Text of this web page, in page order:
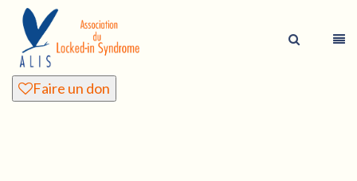
Faire un don